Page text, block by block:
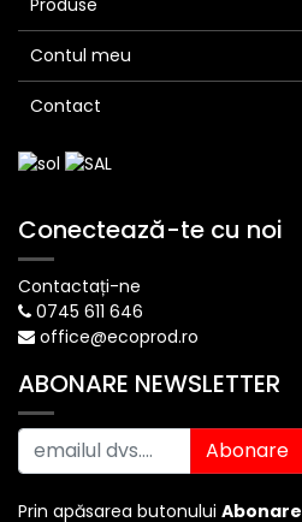
Contul meu
Contact
Conectează-te cu noi
Contactați-ne
0745 611 646
office@ecoprod.ro
ABONARE NEWSLETTER
Abonare
Prin apăsarea butonului Abonare